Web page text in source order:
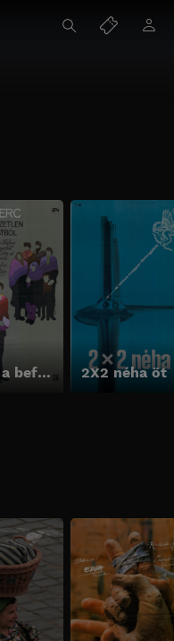
141 perc a befejezetlen mondatból 2X2 néha öt